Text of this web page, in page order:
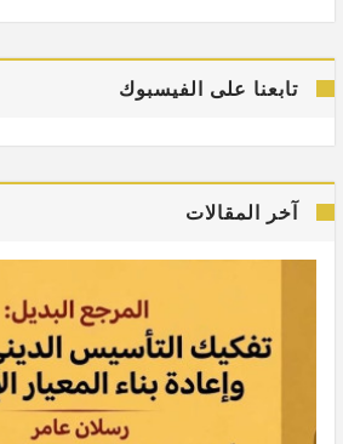
تابعنا على الفيسبوك
آخر المقالات